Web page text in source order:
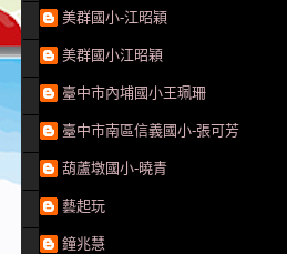
美群國小-江昭穎
美群國小江昭穎
臺中市內埔國小王珮珊
臺中市南區信義國小-張可芳
葫蘆墩國小-曉青
藝起玩
鐘兆慧